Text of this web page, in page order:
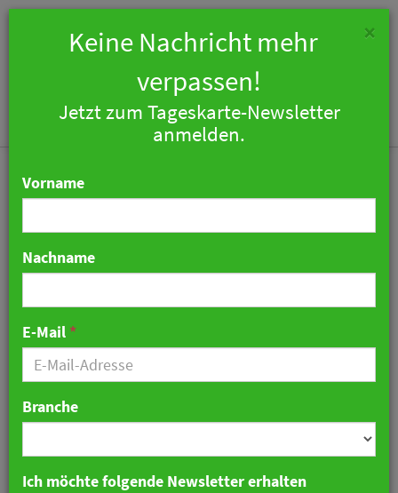
Lieblingsplatz Hotels
erweitert Partnermodell
mit Schwarzwald-Gruppe
stuub
03. Juni 2026 07:43 Uhr| Hotellerie
×
Keine Nachricht mehr
verpassen!
Jetzt zum Tageskarte-Newsletter
anmelden.
Vorname
Nachname
E-Mail *
Branche
Ich möchte folgende Newsletter erhalten